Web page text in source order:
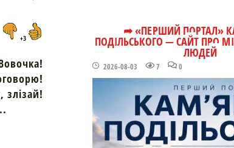
+3
злізай!
➦ «ПЕРШИЙ ПОРТАЛ»
ПОДІЛЬСЬКОГО — САЙТ ПРО
ЛЮДЕЙ
2026-08-03 7 0